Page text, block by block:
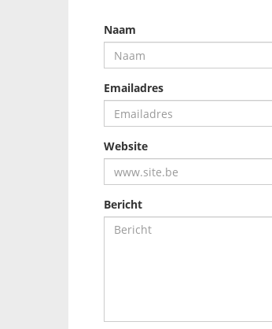
Naam
Emailadres
Website
Bericht